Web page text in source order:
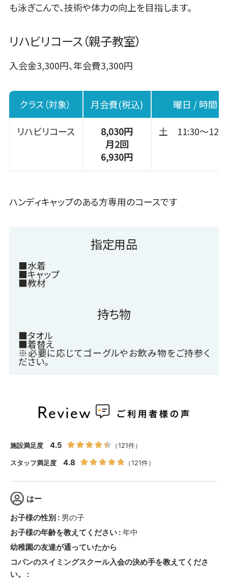
も泳ぎこんで、技術や体力の向上を目指します。
リハビリコース（親子教室）
入会金3,300円、年会費3,300円
クラス（対象） 月会費(税込) 曜日 / 時間
リハビリコース
8,030円
月2回
6,930円
土 11:30～
ハンディキャップのある方専用のコースです
指定用品
■水着
■キャップ
■教材
持ち物
■タオル
■着替え
※必要に応じてゴーグルやお飲み物をご持参く
ださい。